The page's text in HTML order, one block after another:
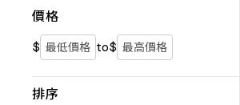
價格
$ to$
排序